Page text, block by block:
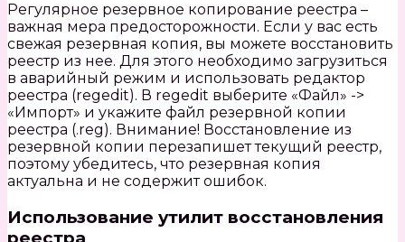
Регулярное резервное копирование реестра –
важная мера предосторожности. Если у вас есть
свежая резервная копия, вы можете восстановить
реестр из нее. Для этого необходимо загрузиться
в аварийный режим и использовать редактор
реестра (regedit). В regedit выберите «Файл» ->
«Импорт» и укажите файл резервной копии
реестра (.reg). Внимание! Восстановление из
резервной копии перезапишет текущий реестр,
поэтому убедитесь, что резервная копия
актуальна и не содержит ошибок.
Использование утилит восстановления